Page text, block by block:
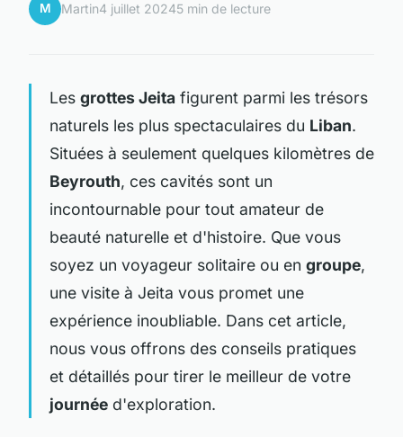
M Martin4 juillet 20245 min de lecture
Les grottes Jeita figurent parmi les trésors
naturels les plus spectaculaires du Liban.
Situées à seulement quelques kilomètres de
Beyrouth, ces cavités sont un
incontournable pour tout amateur de
beauté naturelle et d'histoire. Que vous
soyez un voyageur solitaire ou en groupe,
une visite à Jeita vous promet une
expérience inoubliable. Dans cet article,
nous vous offrons des conseils pratiques
et détaillés pour tirer le meilleur de votre
journée d'exploration.